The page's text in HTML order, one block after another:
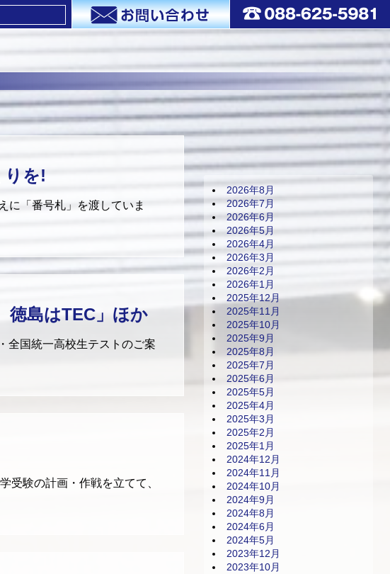
りを!
に「番号札」を渡していま
徳島はTEC」ほか
全国統一高校生テストのご案
受験の計画・作戦を立てて、
2026年8月
2026年7月
2026年6月
2026年5月
2026年4月
2026年3月
2026年2月
2026年1月
2025年12月
2025年11月
2025年10月
2025年9月
2025年8月
2025年7月
2025年6月
2025年5月
2025年4月
2025年3月
2025年2月
2025年1月
2024年12月
2024年11月
2024年10月
2024年9月
2024年8月
2024年6月
2024年5月
2023年12月
2023年10月